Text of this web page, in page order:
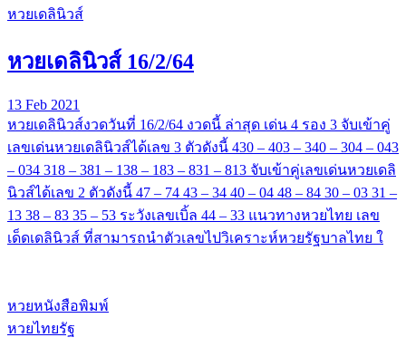
หวยเดลินิวส์
หวยเดลินิวส์ 16/2/64
13 Feb 2021
หวยเดลินิวส์งวดวันที่ 16/2/64 งวดนี้ ล่าสุด เด่น 4 รอง 3 จับเข้าคู่
เลขเด่นหวยเดลินิวส์ได้เลข 3 ตัวดังนี้ 430 – 403 – 340 – 304 – 043
– 034 318 – 381 – 138 – 183 – 831 – 813 จับเข้าคู่เลขเด่นหวยเดลิ
นิวส์ได้เลข 2 ตัวดังนี้ 47 – 74 43 – 34 40 – 04 48 – 84 30 – 03 31 –
13 38 – 83 35 – 53 ระวังเลขเบิ้ล 44 – 33 แนวทางหวยไทย เลข
เด็ดเดลินิวส์ ที่สามารถนำตัวเลขไปวิเคราะห์หวยรัฐบาลไทย ใ
หวยหนังสือพิมพ์
หวยไทยรัฐ